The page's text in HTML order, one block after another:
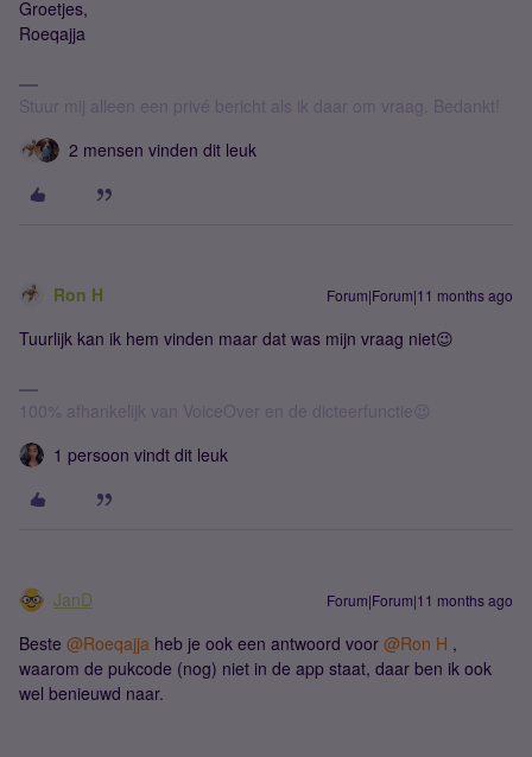
Groetjes,
Roeqajja
Stuur mij alleen een privé bericht als ik daar om vraag. Bedankt!
2 mensen vinden dit leuk
Ron H Forum|Forum|11 months ago
Tuurlijk kan ik hem vinden maar dat was mijn vraag niet😉
100% afhankelijk van VoiceOver en de dicteerfunctie😉
1 persoon vindt dit leuk
JanD Forum|Forum|11 months ago
Beste ​ @Roeqajja heb je ook een antwoord voor ​ @Ron H ,
waarom de pukcode (nog) niet in de app staat, daar ben ik ook
wel benieuwd naar.